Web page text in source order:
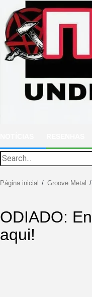
para
conteúdo
Página inicial Groove Metal
ODIADO:
aqui!